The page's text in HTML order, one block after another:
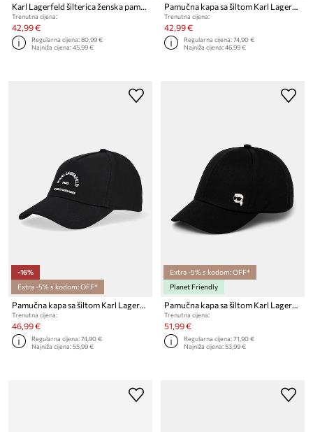
Karl Lagerfeld šilterica ženska pamučna K/CIRCLE
Trenutna cijena:
42,99 €
Regularna cijena:80,99 €
Najniža cijena:45,99 €
Pamučna kapa sa šiltom Karl Lagerfeld IKON
Trenutna cijena:
42,99 €
Regularna cijena:74,90 €
Najniža cijena:46,99 €
-16%
Extra -5% s kodom: OFF*
Pamučna kapa sa šiltom Karl Lagerfeld K/SKUARE
Trenutna cijena:
46,99 €
Regularna cijena:74,90 €
Najniža cijena:55,99 €
Extra -5% s kodom: OFF*
Planet Friendly
Pamučna kapa sa šiltom Karl Lagerfeld
Trenutna cijena:
51,99 €
Regularna cijena:71,90 €
Najniža cijena:53,99 €